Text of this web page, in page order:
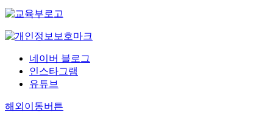
네이버 블로그
인스타그램
유튜브
해외이동버튼